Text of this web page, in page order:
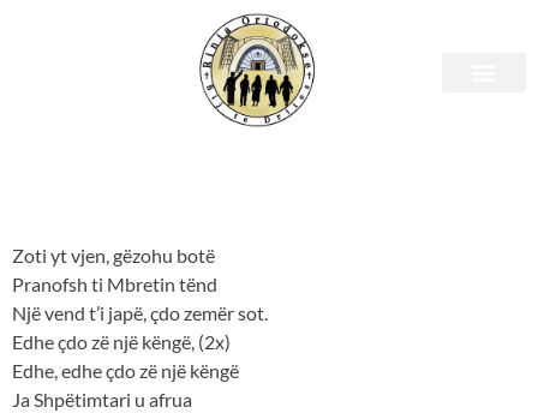
ZOTI YT VJEN, GËZOHU BOTË
Zoti yt vjen, gëzohu botë
Pranofsh ti Mbretin tënd
Një vend t’i japë, çdo zemër sot.
Edhe çdo zë një këngë, (2x)
Edhe, edhe çdo zë një këngë
Ja Shpëtimtari u afrua